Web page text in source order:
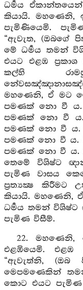
ධර්‍මය
කියායි. මහණෙනි,
පැමිණියෙමි.
“ඇවැත, (ඔබගේ
මේ ධර්‍මය තමන්
එයට එළඹ
කල්හි
මහණෙනි, ඒ මට මේ
පමණක් නො වී ය.
පමණක් නො වී ය.
පමණක් නො වී ය.
පමණක් නො වී ය.
පමණක් නො වී ය.
තෙමේ විශිෂ්ට
පැමිණ වාසය
ප්‍රත්‍යක්‍ෂ කිරීමට
කියායි. මහණෙනි,
ධර්‍මය තමන් විශිෂ්ට
පැමිණ විසීම්.
22. මහණෙනි,
එළඹියෙමි. එළඹ
“ඇවැත්නි, (ඔබ
මෙපමණෙකින්
කොට එයට පැමිණ